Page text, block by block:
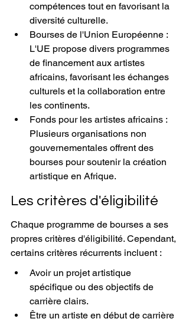
compétences tout en favorisant la
diversité culturelle.
Bourses de l'Union Européenne :
L'UE propose divers programmes
de financement aux artistes
africains, favorisant les échanges
culturels et la collaboration entre
les continents.
Fonds pour les artistes africains :
Plusieurs organisations non
gouvernementales offrent des
bourses pour soutenir la création
artistique en Afrique.
Les critères d'éligibilité
Chaque programme de bourses a ses
propres critères d'éligibilité. Cependant,
certains critères récurrents incluent :
Avoir un projet artistique
spécifique ou des objectifs de
carrière clairs.
Être un artiste en début de carrière